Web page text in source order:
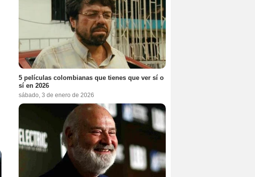
5 películas colombianas que tienes que ver sí o
sí en 2026
sábado, 3 de enero de 2026